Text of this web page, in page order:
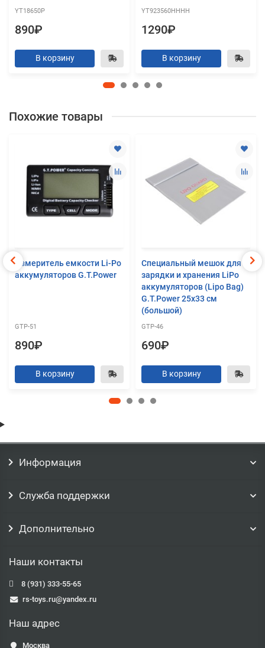
YT18650P
890₽
В корзину
YT923560HHHH
1290₽
В корзину
Похожие товары
Измеритель емкости Li-Po
аккумуляторов G.T.Power
GTP-51
890₽
В корзину
Специальный мешок для
зарядки и хранения LiPo
аккумуляторов (Lipo Bag)
G.T.Power 25x33 см
(большой)
GTP-46
690₽
В корзину
Информация
Служба поддержки
Дополнительно
Наши контакты
8 (931) 333-55-65
rs-toys.ru@yandex.ru
Наш адрес
Москва